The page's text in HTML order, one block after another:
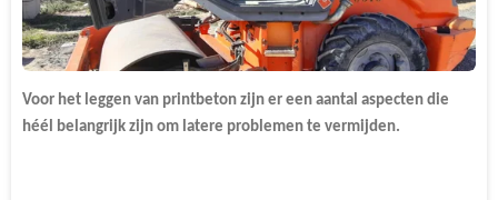
Voor het leggen van printbeton zijn er een aantal aspecten die
héél belangrijk zijn om latere problemen te vermijden.